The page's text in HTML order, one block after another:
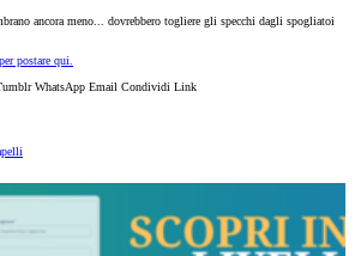
ancora meno... dovrebbero togliere gli specchi dagli spogliatoi
postare qui.
WhatsApp Email Condividi Link